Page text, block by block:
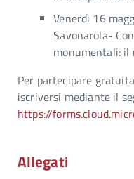
Venerdì 16
Savonarola-
monumentali: il
Per partecipare
iscriversi mediante il
https://
Allegati